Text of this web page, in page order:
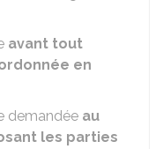
avant tout
en
demandée au
les parties